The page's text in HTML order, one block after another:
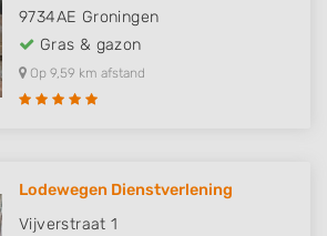
9734AE Groningen
Gras & gazon
Op 9,59 km afstand
Lodewegen Dienstverlening
Vijverstraat 1